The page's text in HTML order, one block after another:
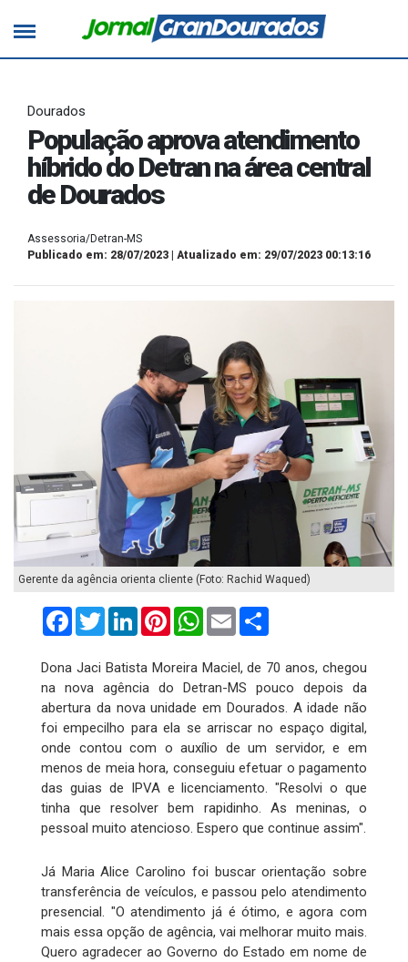
Dourados
População aprova atendimento
híbrido do Detran na área central
de Dourados
Assessoria/Detran-MS
Publicado em: 28/07/2023 | Atualizado em: 29/07/2023 00:13:16
Gerente da agência orienta cliente (Foto: Rachid Waqued)
FacebookTwitterLinkedInPinterestWhatsApp
Email
Dona Jaci Batista Moreira Maciel, de 70 anos, chegou
na nova agência do Detran-MS pouco depois da
abertura da nova unidade em Dourados. A idade não
foi empecilho para ela se arriscar no espaço digital,
onde contou com o auxílio de um servidor, e em
menos de meia hora, conseguiu efetuar o pagamento
das guias de IPVA e licenciamento. "Resolvi o que
tinha que resolver bem rapidinho. As meninas, o
pessoal muito atencioso. Espero que continue assim".
Já Maria Alice Carolino foi buscar orientação sobre
transferência de veículos, e passou pelo atendimento
presencial. "O atendimento já é ótimo, e agora com
mais essa opção de agência, vai melhorar muito mais.
Quero agradecer ao Governo do Estado em nome de